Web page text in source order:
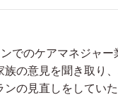
でのケアマネジャー
族の意見を聞き取り
ンの見直しをしてい